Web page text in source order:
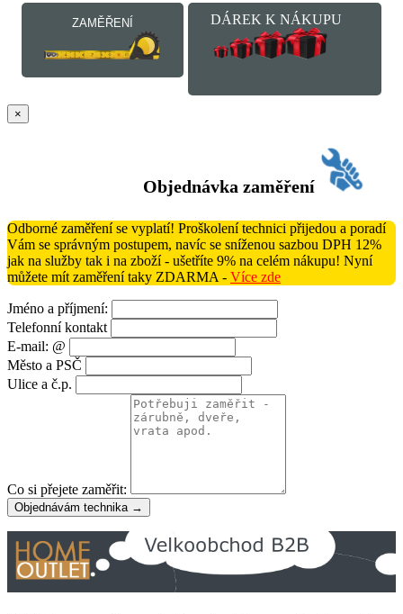
ZAMĚŘENÍ DÁREK K NÁKUPU
×
Objednávka zaměření
Odborné zaměření se vyplatí! Proškolení technici přijedou a poradí
Vám se správným postupem, navíc se sníženou sazbou DPH 12%
jak na služby tak i na zboží - ušetříte 9% na celém nákupu! Nyní
můžete mít zaměření taky ZDARMA - Více zde
Jméno a příjmení:
Telefonní kontakt
E-mail: @
Město a PSČ
Ulice a č.p.
Co si přejete zaměřit:
Objednávám technika →